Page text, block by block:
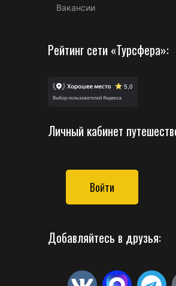
Вакансии
Рейтинг сети «Турсфера»:
Личный кабинет
Войти
Добавляйтесь в друзья: